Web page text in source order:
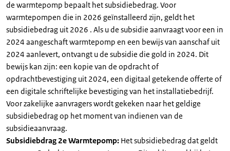
de warmtepomp bepaalt het subsidiebedrag. Voor
warmtepompen die in 2026 geïnstalleerd zijn, geldt het
subsidiebedrag uit 2026 . Als u de subsidie aanvraagt voor een in
2024 aangeschaft warmtepomp en een bewijs van aanschaf uit
2024 aanlevert, ontvangt u de subsidie die gold in 2024. Dit
bewijs kan zijn: een kopie van de opdracht of
opdrachtbevestiging uit 2024, een digitaal getekende offerte of
een digitale schriftelijke bevestiging van het installatiebedrijf.
Voor zakelijke aanvragers wordt gekeken naar het geldige
subsidiebedrag op het moment van indienen van de
subsidieaanvraag.
Subsidiebdrag 2e Warmtepomp: Het subsidiebedrag dat geldt